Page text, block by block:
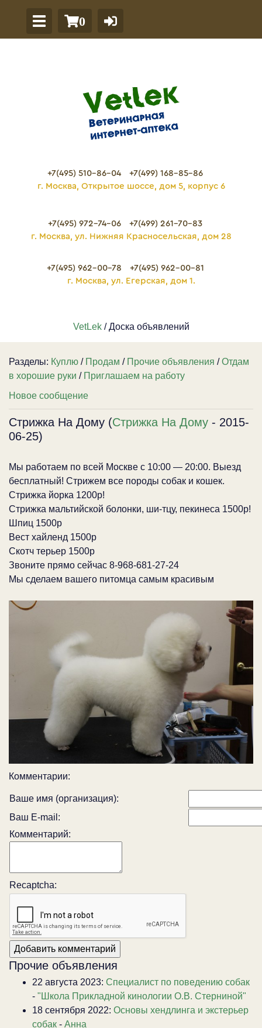
0
+7(495) 510-86-04
+7(499) 168-85-86
г. Москва, Открытое шоссе, дом 5, корпус 6
+7(495) 972-74-06
+7(499) 261-70-83
г. Москва, ул. Нижняя Красносельская, дом 28
+7(495) 962-00-78
+7(495) 962-00-81
г. Москва, ул. Егерская, дом 1.
VetLek/ Доска объявлений
Разделы: Куплю / Продам / Прочие объявления /Отдам
в хорошие руки / Приглашаем на работу
Новое сообщение
Стрижка На Дому (Стрижка На Дому - 2015-
06-25)
Мы работаем по всей Москве с 10:00 — 20:00. Выезд
бесплатный! Стрижем все породы собак и кошек.
Стрижка йорка 1200р!
Стрижка мальтийской болонки, ши-тцу, пекинеса 1500р!
Шпиц 1500р
Вест хайленд 1500р
Скотч терьер 1500р
Звоните прямо сейчас 8-968-681-27-24
Мы сделаем вашего питомца самым красивым
Комментарии:
Ваше имя (организация):
Ваш E-mail:
Комментарий:
Recaptcha:
Прочие объявления
22 августа 2023: Специалист по поведению собак
- "Школа Прикладной кинологии О.В. Стерниной"
18 сентября 2022: Основы хендлинга и экстерьер
собак - Анна